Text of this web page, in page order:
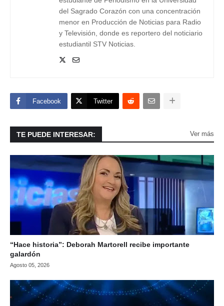
del Sagrado Corazón con una concentración
menor en Producción de Noticias para Radio
y Televisión, donde es reportero del noticiario
estudiantil STV Noticias.
Facebook Twitter
TE PUEDE INTERESAR: Ver más
“Hace historia”: Deborah Martorell recibe importante
galardón
Agosto 05, 2026